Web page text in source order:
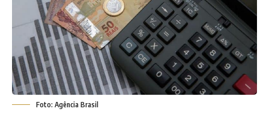
Foto: Agência Brasil